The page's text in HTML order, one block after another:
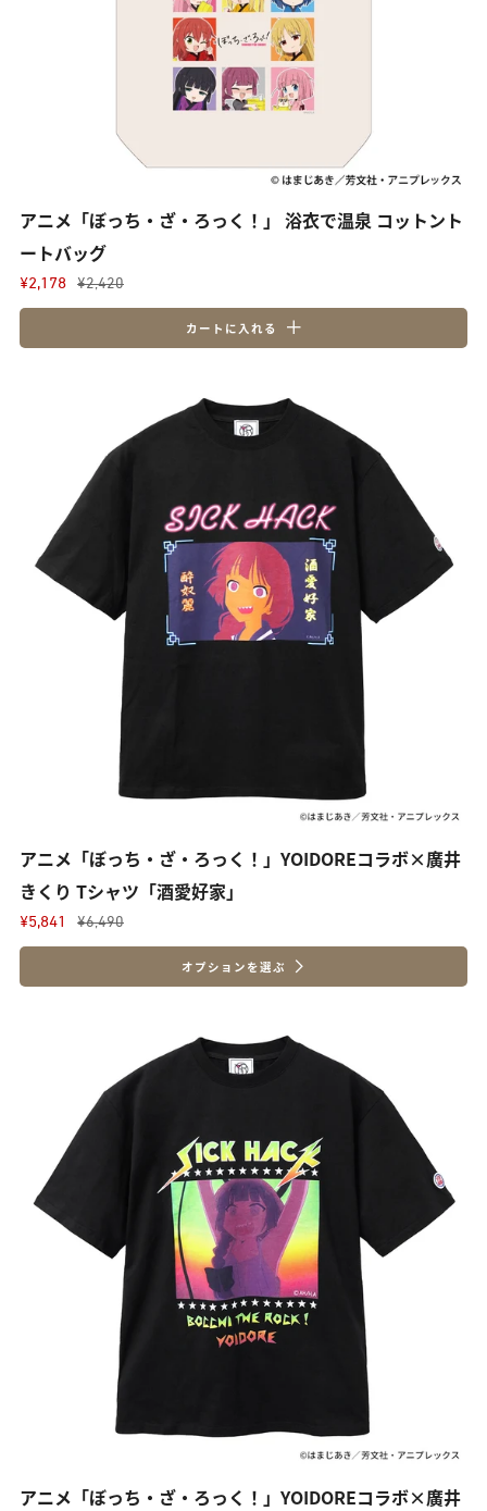
アニメ「ぼっち・ざ・ろっく！」 浴衣で温泉 コットント
ートバッグ
¥2,178 ¥2,420
カートに入れる
アニメ「ぼっち・ざ・ろっく！」YOIDOREコラボ×廣井
きくり Tシャツ「酒愛好家」
¥5,841 ¥6,490
オプションを選ぶ
アニメ「ぼっち・ざ・ろっく！」YOIDOREコラボ×廣井